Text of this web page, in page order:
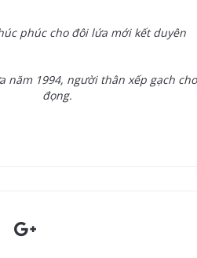
phúc cho đôi lứa mới kết duyên
1994, người thân xếp gạch
đọng.